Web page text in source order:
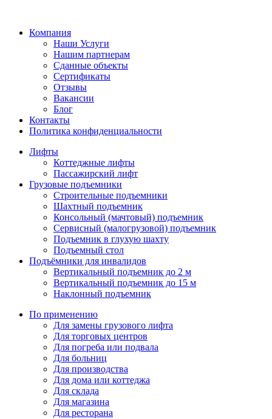
Компания
Наши Услуги
Нашим партнерам
Сданные объекты
Сертификаты
Отзывы
Вакансии
Блог
Контакты
Политика конфиденциальности
Лифты
Коттеджные лифты
Пассажирский лифт
Грузовые подъемники
Строительные подъемники
Шахтный подъемник
Консольный (мачтовый) подъемник
Сервисный (малогрузовой) подъемник
Подъемник в глухую шахту
Подъемный стол
Подъёмники для инвалидов
Вертикальный подъемник до 2 м
Вертикальный подъемник до 15 м
Наклонный подъемник
По применению
Для замены грузового лифта
Для торговых центров
Для погреба или подвала
Для больниц
Для производства
Для дома или коттеджа
Для склада
Для магазина
Для ресторана